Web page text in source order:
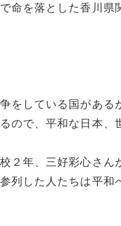
命を落とした香川
をしている国がある
ので、平和な日本、
２年、三好彩心さ
列した人たちは平和